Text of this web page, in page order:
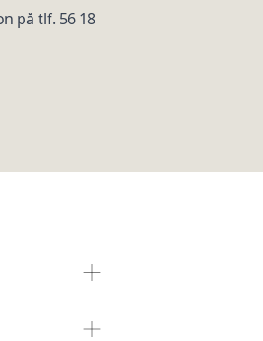
på tlf. 56 18